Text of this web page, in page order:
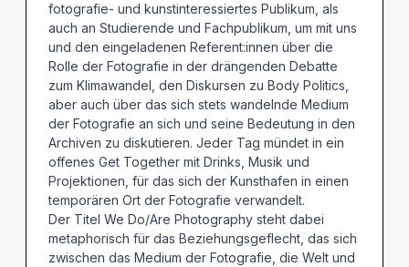
fotografie- und kunstinteressiertes Publikum, als
auch an Studierende und Fachpublikum, um mit uns
und den eingeladenen Referent:innen über die
Rolle der Fotografie in der drängenden Debatte
zum Klimawandel, den Diskursen zu Body Politics,
aber auch über das sich stets wandelnde Medium
der Fotografie an sich und seine Bedeutung in den
Archiven zu diskutieren. Jeder Tag mündet in ein
offenes Get Together mit Drinks, Musik und
Projektionen, für das sich der Kunsthafen in einen
temporären Ort der Fotografie verwandelt.
Der Titel We Do/Are Photography steht dabei
metaphorisch für das Beziehungsgeflecht, das sich
zwischen das Medium der Fotografie, die Welt und